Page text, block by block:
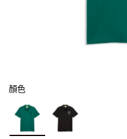
顏色